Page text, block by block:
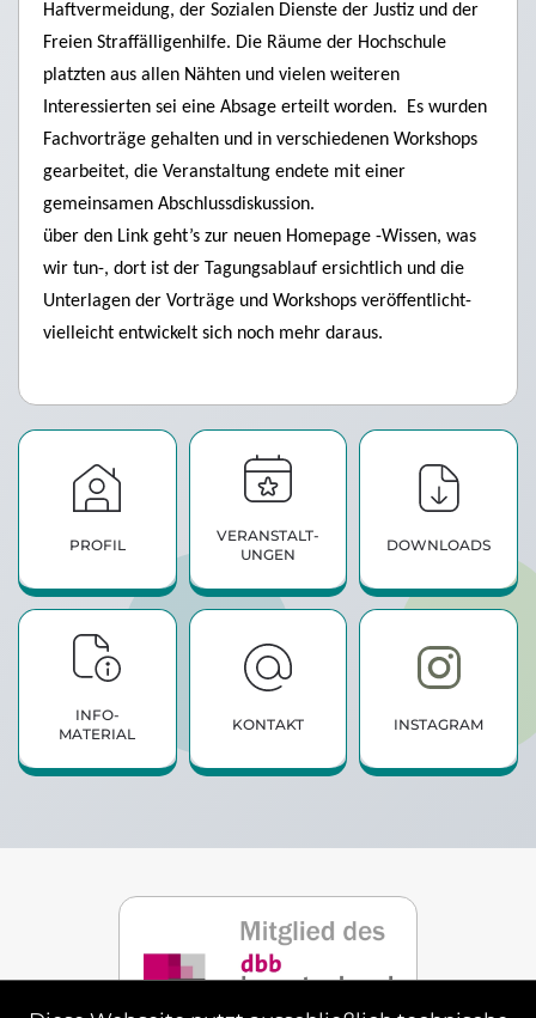
Haftvermeidung, der Sozialen Dienste der Justiz und der
Freien Straffälligenhilfe. Die Räume der Hochschule
platzten aus allen Nähten und vielen weiteren
Interessierten sei eine Absage erteilt worden. Es wurden
Fachvorträge gehalten und in verschiedenen Workshops
gearbeitet, die Veranstaltung endete mit einer
gemeinsamen Abschlussdiskussion.
über den Link geht’s zur neuen Homepage -Wissen, was
wir tun-, dort ist der Tagungsablauf ersichtlich und die
Unterlagen der Vorträge und Workshops veröffentlicht-
vielleicht entwickelt sich noch mehr daraus.
PROFIL
VERANSTALT­
UNGEN
DOWNLOADS
INFO­
MATERIAL
KONTAKT INSTAGRAM